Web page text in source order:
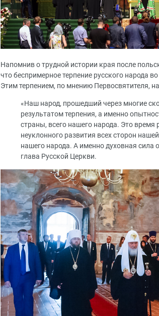
Напомнив о трудной истории края после
что беспримерное терпение русского народа
Этим терпением, по мнению Первосвятителя,
«Наш народ, прошедший через многие
результатом терпения, а именно
страны, всего нашего народа. Это время
неуклонного развития всех сторон
нашего народа. А именно духовная сила
глава Русской Церкви.